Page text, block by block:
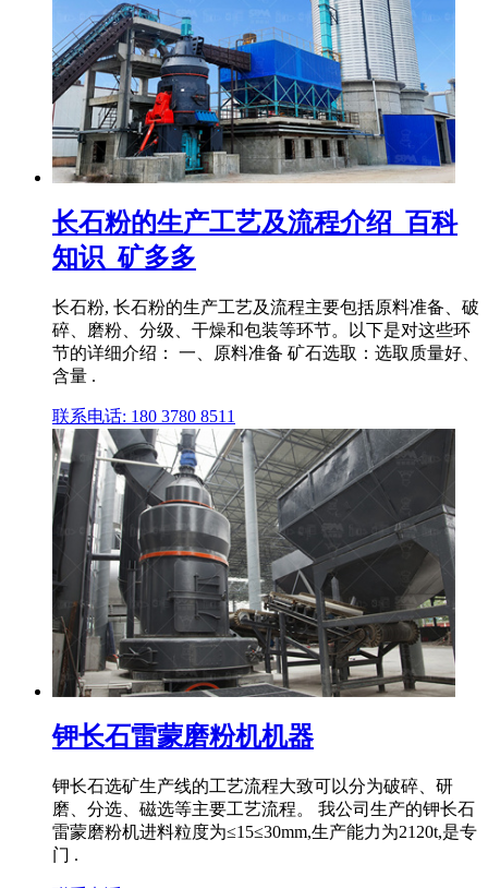
长石粉的生产工艺及流程介绍_百科
知识_矿多多
长石粉, 长石粉的生产工艺及流程主要包括原料准备、破
碎、磨粉、分级、干燥和包装等环节。以下是对这些环
节的详细介绍： 一、原料准备 矿石选取：选取质量好、
含量 .
联系电话: 180 3780 8511
钾长石雷蒙磨粉机机器
钾长石选矿生产线的工艺流程大致可以分为破碎、研
磨、分选、磁选等主要工艺流程。 我公司生产的钾长石
雷蒙磨粉机进料粒度为≤15≤30mm,生产能力为2120t,是专
门 .